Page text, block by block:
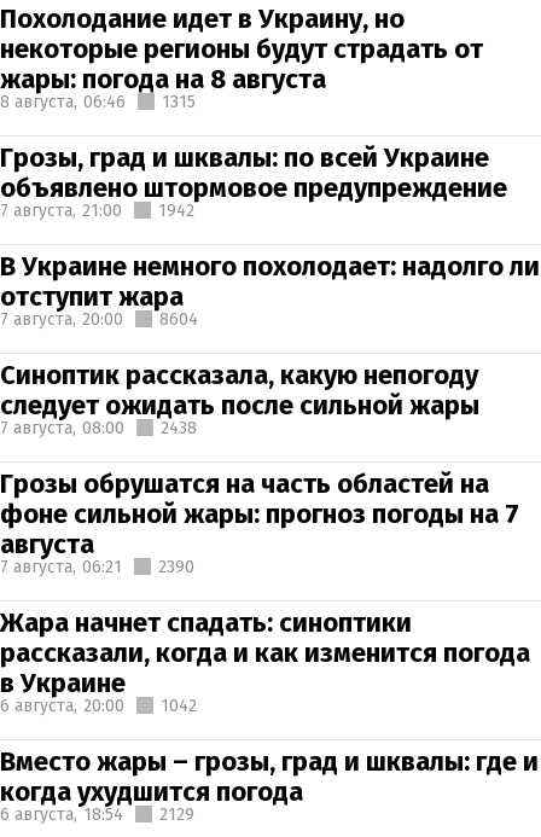
Похолодание идет в Украину, но
некоторые регионы будут страдать от
жары: погода на 8 августа
8 августа, 06:46 1315
Грозы, град и шквалы: по всей Украине
объявлено штормовое предупреждение
7 августа, 21:00 1942
В Украине немного похолодает: надолго ли
отступит жара
7 августа, 20:00 8604
Синоптик рассказала, какую непогоду
следует ожидать после сильной жары
7 августа, 08:00 2438
Грозы обрушатся на часть областей на
фоне сильной жары: прогноз погоды на 7
августа
7 августа, 06:21 2390
Жара начнет спадать: синоптики
рассказали, когда и как изменится погода
в Украине
6 августа, 20:00 1042
Вместо жары – грозы, град и шквалы: где и
когда ухудшится погода
6 августа, 18:54 2129